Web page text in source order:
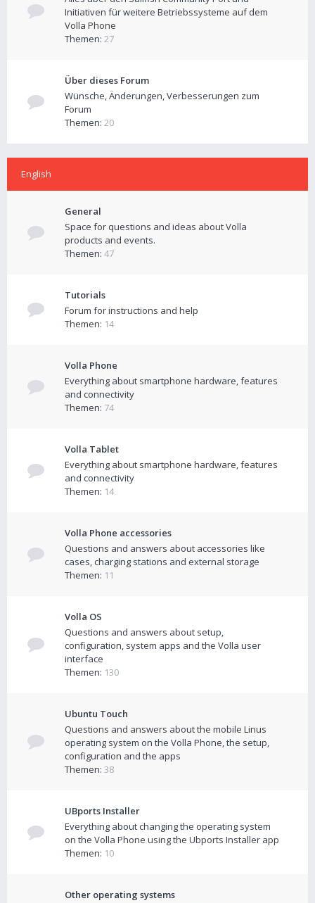
Initiativen für weitere Betriebssysteme auf dem
Volla Phone
Themen: 27
Über dieses Forum
Wünsche, Änderungen, Verbesserungen zum
Forum
Themen: 20
English
General
Space for questions and ideas about Volla
products and events.
Themen: 47
Tutorials
Forum for instructions and help
Themen: 14
Volla Phone
Everything about smartphone hardware, features
and connectivity
Themen: 74
Volla Tablet
Everything about smartphone hardware, features
and connectivity
Themen: 14
Volla Phone accessories
Questions and answers about accessories like
cases, charging stations and external storage
Themen: 11
Volla OS
Questions and answers about setup,
configuration, system apps and the Volla user
interface
Themen: 130
Ubuntu Touch
Questions and answers about the mobile Linus
operating system on the Volla Phone, the setup,
configuration and the apps
Themen: 38
UBports Installer
Everything about changing the operating system
on the Volla Phone using the Ubports Installer app
Themen: 10
Other operating systems